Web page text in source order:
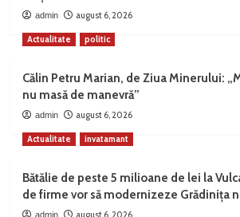
admin august 6, 2026
Actualitate politic
Călin Petru Marian, de Ziua Minerului:
nu masă de manevră”
admin august 6, 2026
Actualitate invatamant
Bătălie de peste 5 milioane de lei la
de firme vor să modernizeze Grădinița
admin august 6, 2026